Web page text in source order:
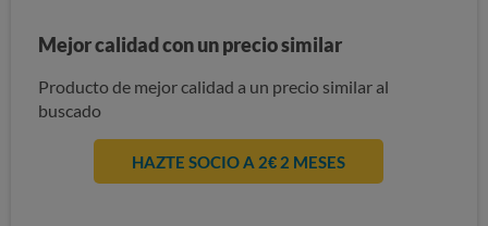
Mejor calidad con un precio similar
Producto de mejor calidad a un precio similar al
buscado
HAZTE SOCIO A 2€ 2 MESES